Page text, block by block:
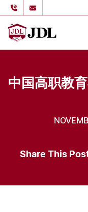
多伦多嘉德
中国高职教
Share This